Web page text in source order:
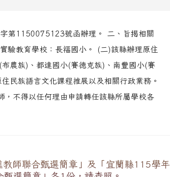
第1150075123號函辦理。 二、旨揭相關
驗教育學校：長福國小。 (二)該縣辦理原住
農族)、都達國小(賽德克族)、南豐國小(賽
民族語言文化課程推展以及相關行政業務。
，不得以任何理由申請轉任該縣所屬學校各
師聯合甄選簡章」及「宜蘭縣115學年